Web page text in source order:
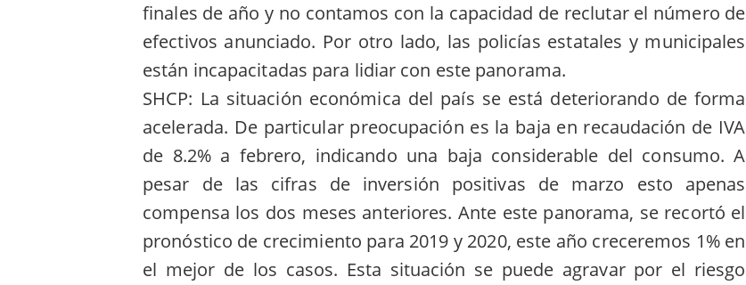
finales de año y no contamos con la capacidad de reclutar el número de
efectivos anunciado. Por otro lado, las policías estatales y municipales
están incapacitadas para lidiar con este panorama.
SHCP: La situación económica del país se está deteriorando de forma
acelerada. De particular preocupación es la baja en recaudación de IVA
de 8.2% a febrero, indicando una baja considerable del consumo. A
pesar de las cifras de inversión positivas de marzo esto apenas
compensa los dos meses anteriores. Ante este panorama, se recortó el
pronóstico de crecimiento para 2019 y 2020, este año creceremos 1% en
el mejor de los casos. Esta situación se puede agravar por el riesgo